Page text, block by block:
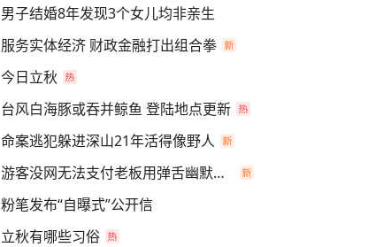
男子结婚8年发现3个女儿均非亲生
服务实体经济 财政金融打出组合拳
今日立秋
台风白海豚或吞并鲸鱼 登陆地点更新
命案逃犯躲进深山21年活得像野人
游客没网无法支付老板用弹舌幽默化解
粉笔发布“自曝式”公开信
立秋有哪些习俗